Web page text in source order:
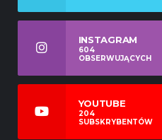
INSTAGRAM
604
OBSERWUJĄCYCH
YOUTUBE
204
SUBSKRYBENTÓW